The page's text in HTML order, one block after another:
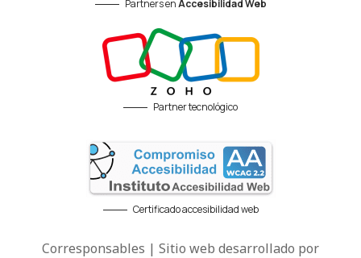
Partners enAccesibilidad Web
Partner tecnológico
Certificado accesibilidad web
Corresponsables | Sitio web desarrollado por